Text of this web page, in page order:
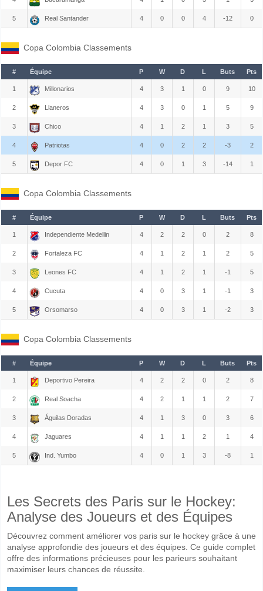
5 Real Santander 4 0 0 4 -12 0
Copa Colombia Classements
# Équipe P W D L Buts Pts
1 Millonarios 4 3 1 0 9 10
2 Llaneros 4 3 0 1 5 9
3 Chico 4 1 2 1 3 5
4 Patriotas 4 0 2 2 -3 2
5 Depor FC 4 0 1 3 -14 1
Copa Colombia Classements
# Équipe P W D L Buts Pts
1 Independiente Medellin 4 2 2 0 2 8
2 Fortaleza FC 4 1 2 1 2 5
3 Leones FC 4 1 2 1 -1 5
4 Cucuta 4 0 3 1 -1 3
5 Orsomarso 4 0 3 1 -2 3
Copa Colombia Classements
# Équipe P W D L Buts Pts
1 Deportivo Pereira 4 2 2 0 2 8
2 Real Soacha 4 2 1 1 2 7
3 Águilas Doradas 4 1 3 0 3 6
4 Jaguares 4 1 1 2 1 4
5 Ind. Yumbo 4 0 1 3 -8 1
Les Secrets des Paris sur le Hockey:
Analyse des Joueurs et des Équipes
Découvrez comment améliorer vos paris sur le hockey grâce à une
analyse approfondie des joueurs et des équipes. Ce guide complet
offre des informations précieuses pour les parieurs souhaitant
maximiser leurs chances de réussite.